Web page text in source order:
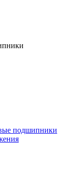
подшипники